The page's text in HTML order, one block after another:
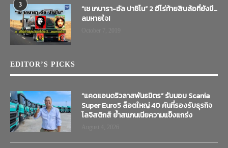
3
“เช เกบารา-อัล ปาชิโน” 2 ฮีโร่ท้ายสิบล้อที่ยังมี…
ลมหายใจ!
EDITOR’S PICKS
“แคดแอนดริวลาสพันธมิตร” รับมอบ Scania
Super Euro5 ล็อตใหญ่ 40 คันที่รองรับธุรกิจ
โลจิสติกส์ ย้ำสแกนเนียความแข็งแกร่ง